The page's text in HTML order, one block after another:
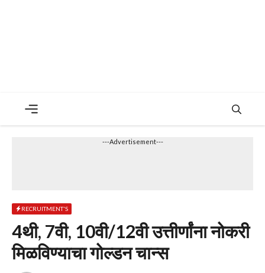
---Advertisement---
RECRUITMENT'S
4थी, 7वी, 10वी/12वी उत्तीर्णांना नोकरी
मिळविण्याचा गोल्डन चान्स